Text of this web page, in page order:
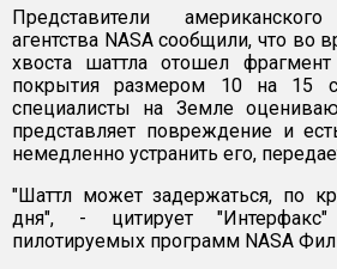
Представители
агентства NASA сообщили, что во
хвоста шаттла отошел
покрытия размером 10 на 15
специалисты на Земле
представляет повреждение и
немедленно устранить его,
"Шаттл может задержаться, по
дня", - цитирует
пилотируемых программ NASA